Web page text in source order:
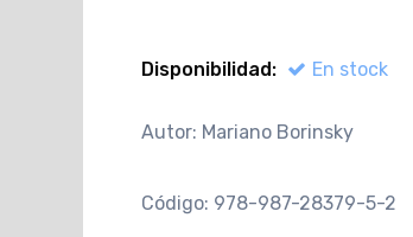
Disponibilidad: En stock
Autor: Mariano Borinsky
Código: 978-987-28379-5-2